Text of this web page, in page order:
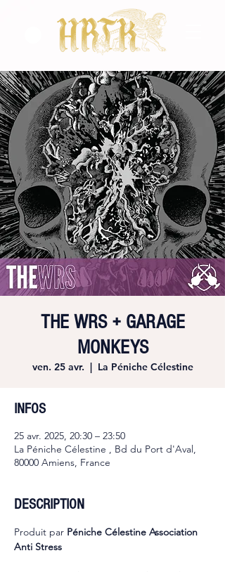
THE WRS + GARAGE
MONKEYS
ven. 25 avr.
  |
La Péniche Célestine
INFOS
25 avr. 2025, 20:30 – 23:50
La Péniche Célestine , Bd du Port d'Aval,
80000 Amiens, France
DESCRIPTION
Produit par Péniche Célestine Association
Anti Stress